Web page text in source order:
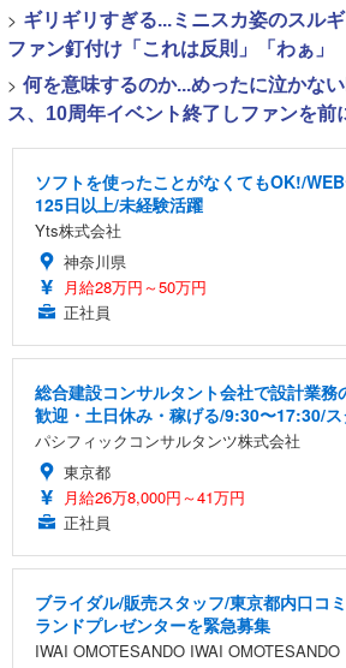
> ギリギリすぎる...ミニスカ姿のスル
ファン釘付け「これは反則」「わぁ」
> 何を意味するのか...めったに泣かな
ス、10周年イベント終了しファンを前
ソフトを使ったことがなくてもOK!/
125日以上/未経験活躍
Yts株式会社
神奈川県
月給28万円～50万円
正社員
総合建設コンサルタント会社で設計業
歓迎・土日休み・稼げる/9:30〜17:30/
パシフィックコンサルタンツ株式会社
東京都
月給26万8,000円～41万円
正社員
ブライダル/販売スタッフ/東京都内口コ
ランドプレゼンターを緊急募集
IWAI OMOTESANDO IWAI OMOTESANDO